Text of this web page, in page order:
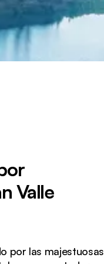
Valle
por las majestuosas